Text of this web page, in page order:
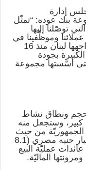
إدارة
بنك عوده: “تمثّل
توصّلنا إليها
وموظّفينا في
مصر، وذلك نتيجة التحدّيات التي يواجهها لبنان منذ 16
بجودة
أسّستها مجموعة
حجم ونطاق نشاط
وستجعل منه
الجمهوريّة من حيث
الأصول، حيث تتجاوز قيمتها 120 مليار جنيه مصري (8.1
عمليّة البيع
الماليّة.